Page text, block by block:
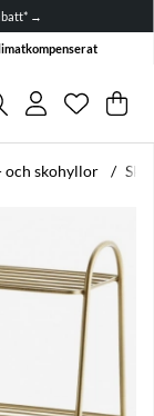
→
Antal i
. .
och skohyllor